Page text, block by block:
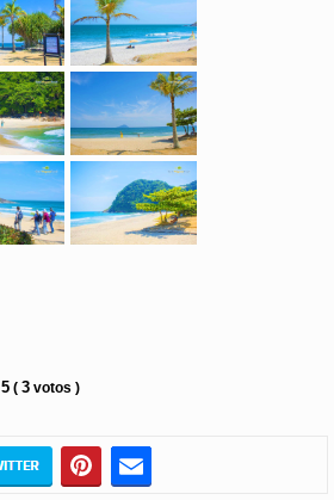
( 3 votos )